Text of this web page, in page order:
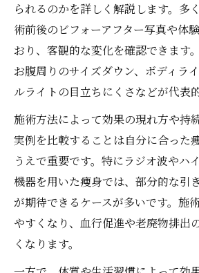
実例をもとに痩身効果の
ビフォーアフター実例から
徴
痩身の変化を実例で比較す
ツ
痩身サロン選びのポイント実
実例に学ぶ痩身サロン選
ツ
痩身効果が高いサロンの
体験談から考える痩身サ
痩身サロン選定に役立つ実
実例を参考に理想の痩身
られるのかを詳しく解説します。多
術前後のビフォーアフター写真や体
おり、客観的な変化を確認できます
お腹周りのサイズダウン、ボディラ
ルライトの目立ちにくさなどが代表
施術方法によって効果の現れ方や持
実例を比較することは自分に合った
うえで重要です。特にラジオ波やハ
機器を用いた痩身では、部分的な引
が期待できるケースが多いです。施
やすくなり、血行促進や老廃物排出
くなります。